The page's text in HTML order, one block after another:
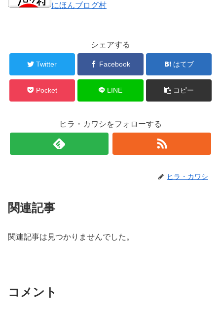
にほんブログ村
シェアする
Twitter Facebook はてブ
Pocket LINE コピー
ヒラ・カワシをフォローする
ヒラ・カワシ
関連記事
関連記事は見つかりませんでした。
コメント